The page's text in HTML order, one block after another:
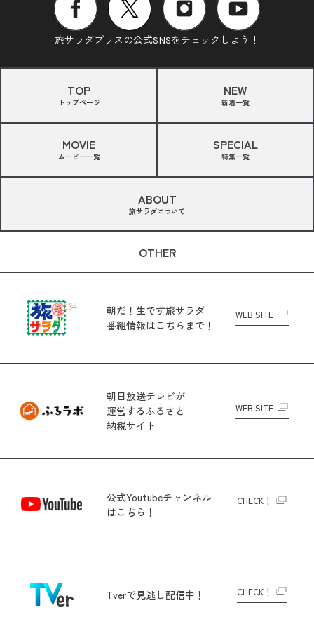
旅サラダプラスの公式SNSをチェックしよう！
TOP
トップページ
NEW
新着一覧
MOVIE
ムービー一覧
SPECIAL
特集一覧
ABOUT
旅サラダについて
OTHER
朝だ！生です旅サラダ
番組情報はこちらまで！
WEB SITE
朝日放送テレビが
運営するふるさと
納税サイト
WEB SITE
公式Youtubeチャンネル
はこちら！
CHECK！
Tverで見逃し配信中！ CHECK！